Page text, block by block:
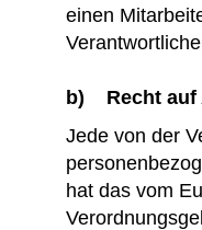
einen
b) Recht auf
Jede von der
hat das vom